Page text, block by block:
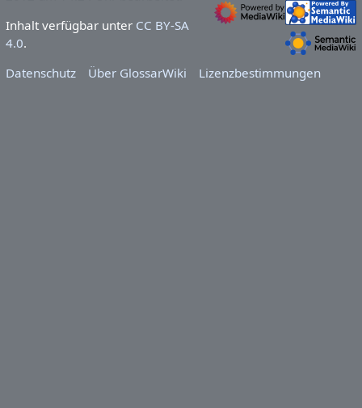
Inhalt verfügbar unter CC BY-SA
4.0.
Datenschutz
Über GlossarWiki Lizenzbestimmungen